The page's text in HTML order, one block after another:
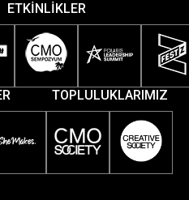
ETKİNLİKLER
TOPLULUKLARIMIZ